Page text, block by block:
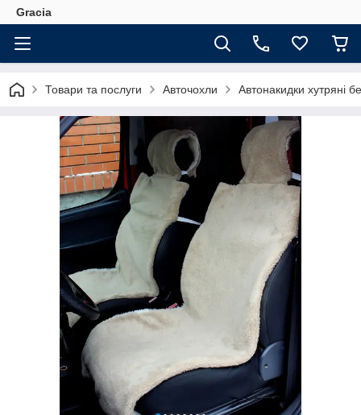
Gracia
Товари та послуги Авточохли Автонакидки хутряні